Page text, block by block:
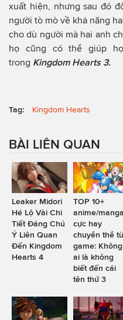
xuất hiện, nhưng sau đó
người tò mò về khả năng
cho dù người mà hai anh
họ cũng có thể giúp
trong Kingdom Hearts 3.
Tag: Kingdom Hearts
BÀI LIÊN QUAN
Leaker Midori
Hé Lộ Vài Chi
Tiết Đáng Chú
Ý Liên Quan
Đến Kingdom
Hearts 4
TOP 10+
anime/manga
cực hay
chuyển thể từ
game: Không
ai là không
biết đến cái
tên thứ 3